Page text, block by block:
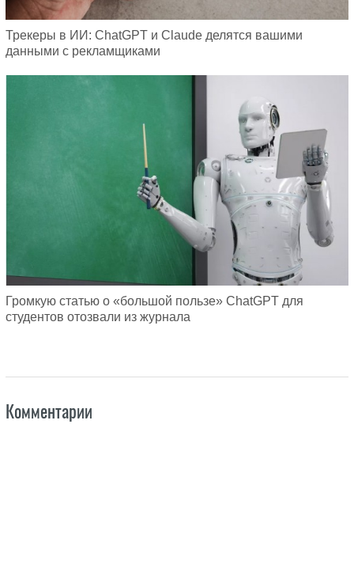
Трекеры в ИИ: ChatGPT и Claude делятся вашими
данными с рекламщиками
Громкую статью о «большой пользе» ChatGPT для
студентов отозвали из журнала
Комментарии